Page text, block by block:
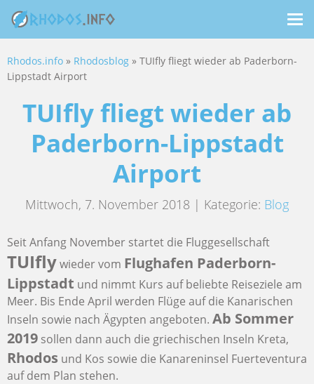
Rhodos.info » Rhodosblog » TUIfly fliegt wieder ab Paderborn-
Lippstadt Airport
TUIfly fliegt wieder ab
Paderborn-Lippstadt
Airport
Mittwoch, 7. November 2018 | Kategorie: Blog
Seit Anfang November startet die Fluggesellschaft
TUIflywieder vom Flughafen Paderborn-
Lippstadt und nimmt Kurs auf beliebte Reiseziele am
Meer. Bis Ende April werden Flüge auf die Kanarischen
Inseln sowie nach Ägypten angeboten. Ab Sommer
2019 sollen dann auch die griechischen Inseln Kreta,
Rhodos und Kos sowie die Kanareninsel Fuerteventura
auf dem Plan stehen.